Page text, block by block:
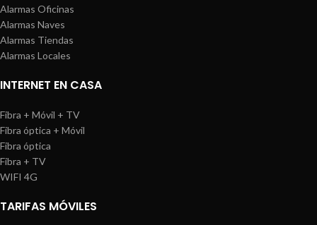
Alarmas Oficinas
Alarmas Naves
Alarmas Tiendas
Alarmas Locales
INTERNET EN CASA
Fibra + Móvil + TV
Fibra óptica + Móvil
Fibra óptica
Fibra + TV
WIFI 4G
TARIFAS MÓVILES